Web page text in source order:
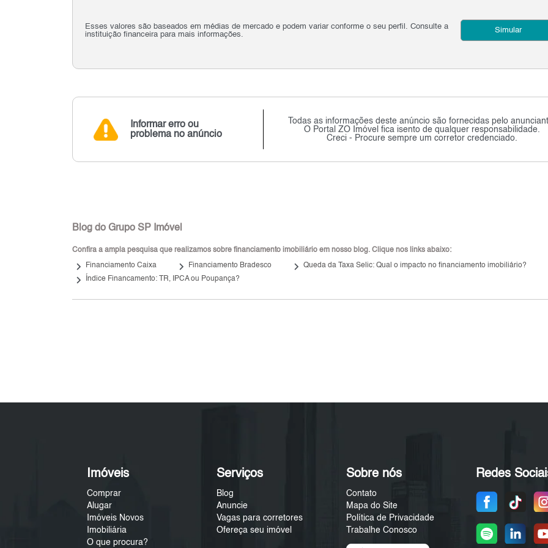
Esses valores são baseados em médias de mercado e podem variar conforme o seu perfil. Consulte a
instituição financeira para mais informações.
Simular
Informar erro ou
problema no anúncio
Todas as informações deste anúncio são fornecidas pelo
O Portal ZO Imóvel fica isento de qualquer responsabilidade.
Creci - Procure sempre um corretor credenciado.
Blog do Grupo SP Imóvel
Confira a ampla pesquisa que realizamos sobre financiamento imobiliário em nosso blog. Clique nos links abaixo:
keyboard_arrow_right Financiamento Caixa keyboard_arrow_right Financiamento Bradesco keyboard_arrow_right Queda da Taxa Selic: Qual o impacto no financiamento imobiliário?
keyboard_arrow_right Índice Financamento: TR, IPCA ou Poupança?
Imóveis
Comprar
Alugar
Imóveis Novos
Imobiliária
O que procura?
Serviços
Blog
Anuncie
Vagas para corretores
Ofereça seu imóvel
Sobre nós
Contato
Mapa do Site
Política de Privacidade
Trabalhe Conosco
Redes